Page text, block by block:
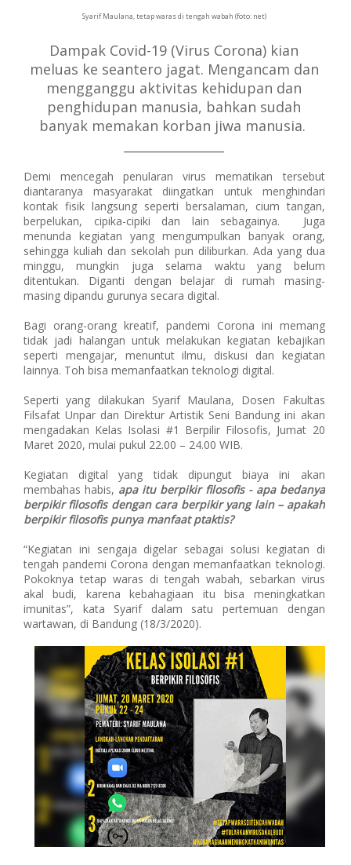
Syarif Maulana, tetap waras di tengah wabah (foto: net)
Dampak Covid-19 (Virus Corona) kian
meluas ke seantero jagat. Mengancam dan
mengganggu aktivitas kehidupan dan
penghidupan manusia, bahkan sudah
banyak memakan korban jiwa manusia.
Demi mencegah penularan virus mematikan tersebut
diantaranya masyarakat diingatkan untuk menghindari
kontak fisik langsung seperti bersalaman, cium tangan,
berpelukan, cipika-cipiki dan lain sebagainya. Juga
menunda kegiatan yang mengumpulkan banyak orang,
sehingga kuliah dan sekolah pun diliburkan. Ada yang dua
minggu, mungkin juga selama waktu yang belum
ditentukan. Diganti dengan belajar di rumah masing-
masing dipandu gurunya secara digital.
Bagi orang-orang kreatif, pandemi Corona ini memang
tidak jadi halangan untuk melakukan kegiatan kebajikan
seperti mengajar, menuntut ilmu, diskusi dan kegiatan
lainnya. Toh bisa memanfaatkan teknologi digital.
Seperti yang dilakukan Syarif Maulana, Dosen Fakultas
Filsafat Unpar dan Direktur Artistik Seni Bandung ini akan
mengadakan Kelas Isolasi #1 Berpilir Filosofis, Jumat 20
Maret 2020, mulai pukul 22.00 – 24.00 WIB.
Kegiatan digital yang tidak dipungut biaya ini akan
membahas habis, apa itu berpikir filosofis - apa bedanya
berpikir filosofis dengan cara berpikir yang lain – apakah
berpikir filosofis punya manfaat ptaktis?
“Kegiatan ini sengaja digelar sebagai solusi kegiatan di
tengah pandemi Corona dengan memanfaatkan teknologi.
Pokoknya tetap waras di tengah wabah, sebarkan virus
akal budi, karena kebahagiaan itu bisa meningkatkan
imunitas”, kata Syarif dalam satu pertemuan dengan
wartawan, di Bandung (18/3/2020).